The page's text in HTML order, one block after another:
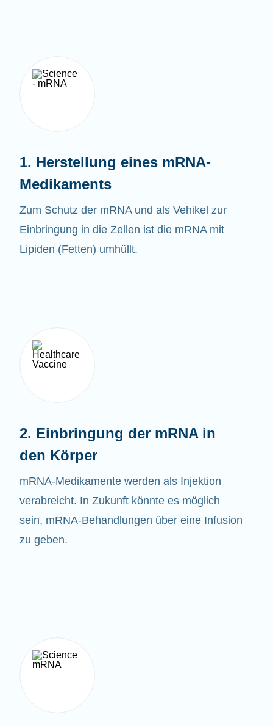
1. Herstellung eines mRNA-
Medikaments
Zum Schutz der mRNA und als Vehikel zur
Einbringung in die Zellen ist die mRNA mit
Lipiden (Fetten) umhüllt.
2. Einbringung der mRNA in
den Körper
mRNA-Medikamente werden als Injektion
verabreicht. In Zukunft könnte es möglich
sein, mRNA-Behandlungen über eine Infusion
zu geben.